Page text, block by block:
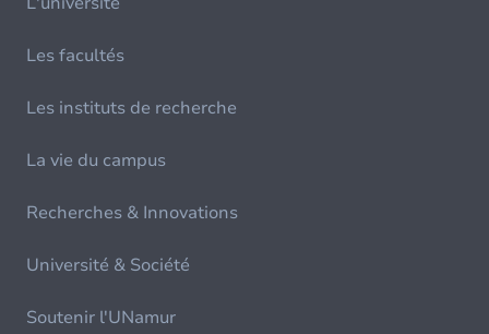
Les facultés
Les instituts de recherche
La vie du campus
Recherches & Innovations
Université & Société
Soutenir l'UNamur